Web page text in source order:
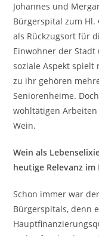
Johannes und
Bürgerspital zum
als Rückzugsort für
Einwohner der
soziale Aspekt spielt
zu ihr gehören
Seniorenheime.
wohltätigen
Wein.
Wein als
heutige Relevanz
Schon immer war
Bürgerspitals, denn